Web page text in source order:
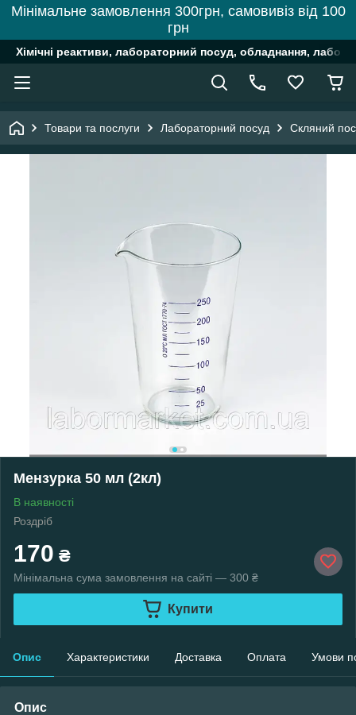
Мінімальне замовлення 300грн, самовивіз від 100
грн
Хімічні реактиви, лабораторний посуд, обладнання,
Товари та послуги Лабораторний посуд Скляний
Мензурка 50 мл (2кл)
В наявності
Роздріб
170 ₴
Мінімальна сума замовлення на сайті — 300 ₴
Купити
Опис Характеристики Доставка Оплата Умови
Опис